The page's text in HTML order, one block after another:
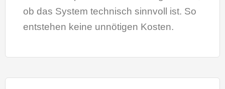
ob das System technisch sinnvoll ist. So
entstehen keine unnötigen Kosten.